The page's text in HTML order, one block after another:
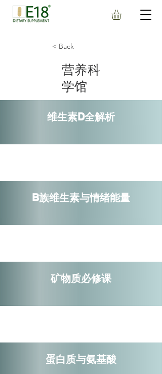
< Back
营养科
学馆
维生素D全解析
B族维生素与情绪能量
矿物质必修课
蛋白质与氨基酸